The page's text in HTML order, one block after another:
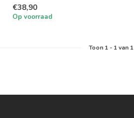
€38,90
Op voorraad
Toon 1- 1van 1